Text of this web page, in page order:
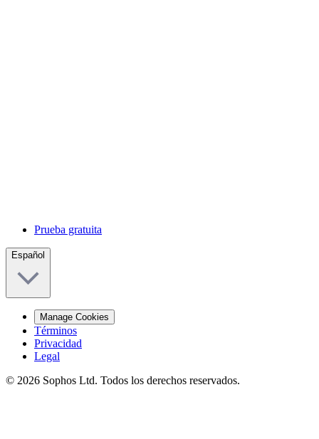
Prueba gratuita
Español
Manage Cookies
Términos
Privacidad
Legal
© 2026 Sophos Ltd. Todos los derechos reservados.